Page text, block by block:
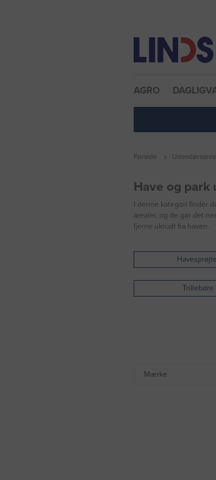
AGRO
Forside
Have og park
I denne kategori finder
arealer, og de gør det
fjerne ukrudt fra haven.
Trillebøre
Mærke